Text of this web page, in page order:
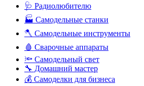
🩺 Радиолюбителю
🏭 Самодельные станки
🪓 Самодельные инструменты
🩸 Сварочные аппараты
🔦 Самодельный свет
🔧 Домашний мастер
💰 Самоделки для бизнеса